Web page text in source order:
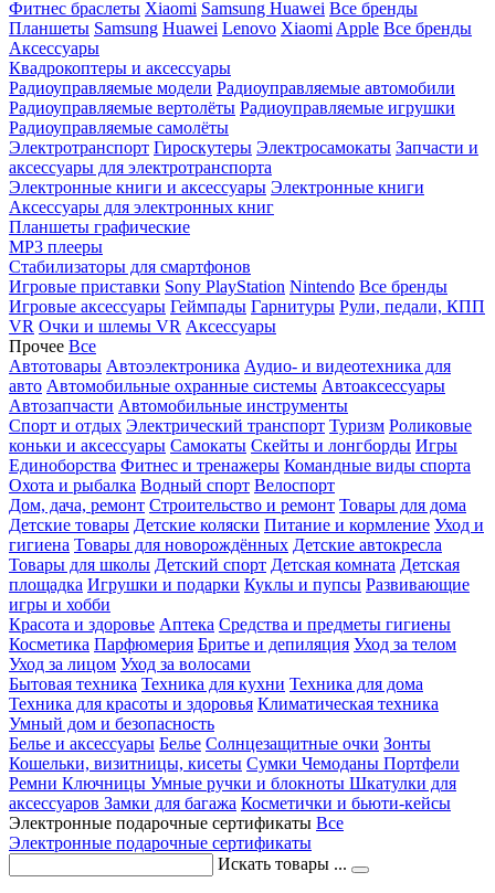
Фитнес браслеты Xiaomi Samsung Huawei Все бренды
Планшеты Samsung Huawei Lenovo Xiaomi Apple Все бренды
Аксессуары
Квадрокоптеры и аксессуары
Радиоуправляемые модели Радиоуправляемые автомобили
Радиоуправляемые вертолёты Радиоуправляемые игрушки
Радиоуправляемые самолёты
Электротранспорт Гироскутеры Электросамокаты Запчасти и
аксессуары для электротранспорта
Электронные книги и аксессуары Электронные книги
Аксессуары для электронных книг
Планшеты графические
MP3 плееры
Стабилизаторы для смартфонов
Игровые приставки Sony PlayStation Nintendo Все бренды
Игровые аксессуары Геймпады Гарнитуры Рули, педали, КПП
VR Очки и шлемы VR Аксессуары
Прочее Все
Автотовары Автоэлектроника Аудио- и видеотехника для
авто Автомобильные охранные системы Автоаксессуары
Автозапчасти Автомобильные инструменты
Спорт и отдых Электрический транспорт Туризм Роликовые
коньки и аксессуары Самокаты Скейты и лонгборды Игры
Единоборства Фитнес и тренажеры Командные виды спорта
Охота и рыбалка Водный спорт Велоспорт
Дом, дача, ремонт Строительство и ремонт Товары для дома
Детские товары Детские коляски Питание и кормление Уход и
гигиена Товары для новорождённых Детские автокресла
Товары для школы Детский спорт Детская комната Детская
площадка Игрушки и подарки Куклы и пупсы Развивающие
игры и хобби
Красота и здоровье Аптека Средства и предметы гигиены
Косметика Парфюмерия Бритье и депиляция Уход за телом
Уход за лицом Уход за волосами
Бытовая техника Техника для кухни Техника для дома
Техника для красоты и здоровья Климатическая техника
Умный дом и безопасность
Белье и аксессуары Белье Солнцезащитные очки Зонты
Кошельки, визитницы, кисеты Сумки Чемоданы Портфели
Ремни Ключницы Умные ручки и блокноты Шкатулки для
аксессуаров Замки для багажа Косметички и бьюти-кейсы
Электронные подарочные сертификаты Все
Электронные подарочные сертификаты
Искать товары ...